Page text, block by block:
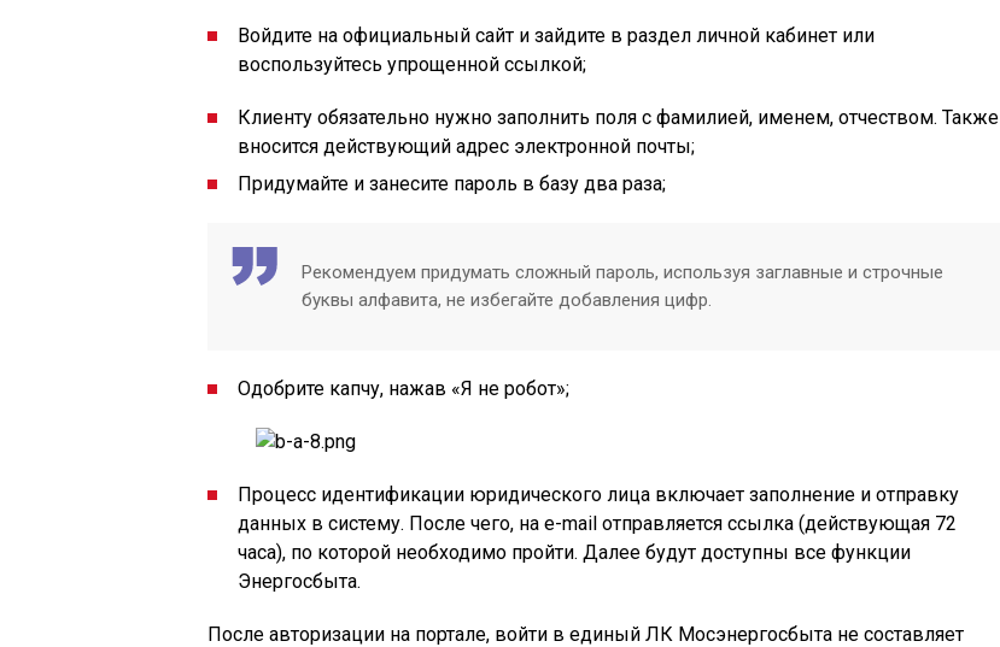
Войдите на официальный сайт и зайдите в раздел личной кабинет или
воспользуйтесь упрощенной ссылкой;
Клиенту обязательно нужно заполнить поля с фамилией, именем, отчеством. Также
вносится действующий адрес электронной почты;
Придумайте и занесите пароль в базу два раза;
Рекомендуем придумать сложный пароль, используя заглавные и строчные
буквы алфавита, не избегайте добавления цифр.
Одобрите капчу, нажав «Я не робот»;
Процесс идентификации юридического лица включает заполнение и отправку
данных в систему. После чего, на e-mail отправляется ссылка (действующая 72
часа), по которой необходимо пройти. Далее будут доступны все функции
Энергосбыта.
После авторизации на портале, войти в единый ЛК Мосэнергосбыта не составляет